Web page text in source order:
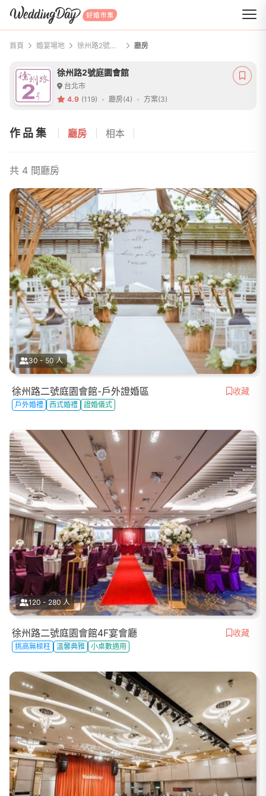
WeddingDay 好婚市集
首頁 婚宴場地 徐州路2號庭園會館 廳房
徐州路2號庭園會館
台北市
4.9 (119) 廳房(4) 方案(3)
作品集 廳房 相本
共 4 間廳房
30 - 50 人
徐州路二號庭園會館-戶外證婚區 收藏
戶外婚禮 西式婚禮 證婚儀式
120 - 280 人
徐州路二號庭園會館4F宴會廳 收藏
挑高無樑柱 溫馨典雅 小桌數適用